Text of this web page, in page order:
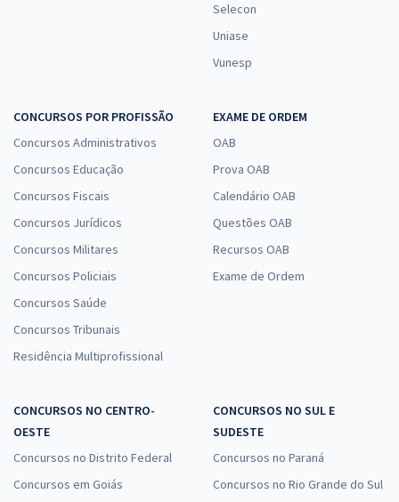
Selecon
Uniase
Vunesp
CONCURSOS POR PROFISSÃO
Concursos Administrativos
Concursos Educação
Concursos Fiscais
Concursos Jurídicos
Concursos Militares
Concursos Policiais
Concursos Saúde
Concursos Tribunais
Residência Multiprofissional
EXAME DE ORDEM
OAB
Prova OAB
Calendário OAB
Questões OAB
Recursos OAB
Exame de Ordem
CONCURSOS NO CENTRO-
OESTE
Concursos no Distrito Federal
Concursos em Goiás
CONCURSOS NO SUL E
SUDESTE
Concursos no Paraná
Concursos no Rio Grande do Sul